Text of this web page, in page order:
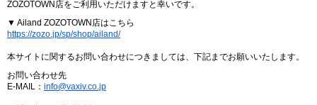
ZOZOTOWN店をご利用いただけますと幸いです。
▼ Ailand ZOZOTOWN店はこちら
https://zozo.jp/sp/shop/ailand/
本サイトに関するお問い合わせにつきましては、下記までお願いいたします。
お問い合わせ先
E-MAIL： info@vaxiv.co.jp